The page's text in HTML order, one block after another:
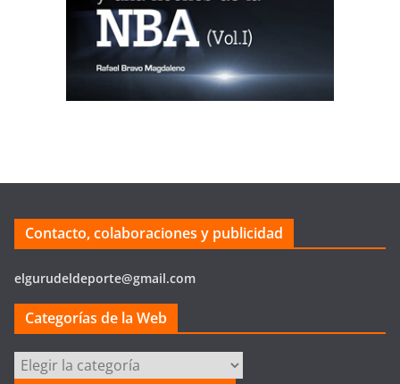
Contacto, colaboraciones y publicidad
elgurudeldeporte@gmail.com
Categorías de la Web
Categorías